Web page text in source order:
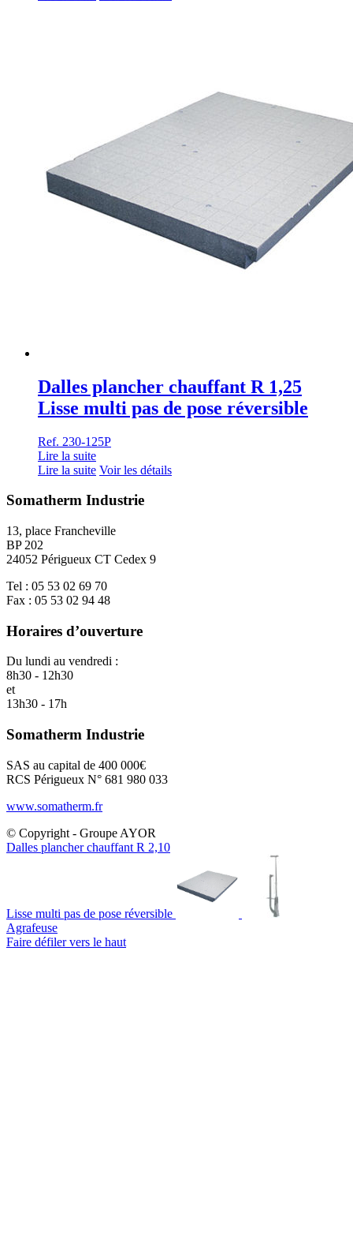
Dalles plancher chauffant R 1,25
Lisse multi pas de pose réversible
Ref. 230-125P
Lire la suite
Lire la suite Voir les détails
Somatherm Industrie
13, place Francheville
BP 202
24052 Périgueux CT Cedex 9
Tel : 05 53 02 69 70
Fax : 05 53 02 94 48
Horaires d’ouverture
Du lundi au vendredi :
8h30 - 12h30
et
13h30 - 17h
Somatherm Industrie
SAS au capital de 400 000€
RCS Périgueux N° 681 980 033
www.somatherm.fr
© Copyright - Groupe AYOR
Dalles plancher chauffant R 2,10
Lisse multi pas de pose réversible
Agrafeuse
Faire défiler vers le haut